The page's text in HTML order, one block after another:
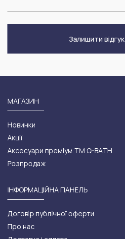
Залишити відгук
МАГАЗИН
Новинки
Акції
Аксесуари преміум ТМ Q-BATH
Розпродаж
ІНФОРМАЦІЙНА ПАНЕЛЬ
Договір публічної оферти
Про нас